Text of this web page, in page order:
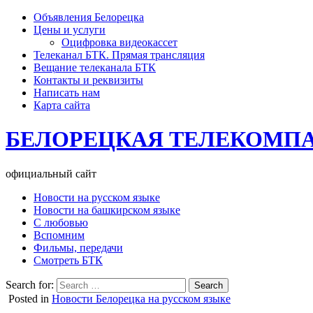
Объявления Белорецка
Цены и услуги
Оцифровка видеокассет
Телеканал БТК. Прямая трансляция
Вещание телеканала БТК
Контакты и реквизиты
Написать нам
Карта сайта
БЕЛОРЕЦКАЯ
официальный сайт
Новости на русском языке
Новости на башкирском языке
С любовью
Вспомним
Фильмы, передачи
Смотреть БТК
Search for:
Posted in Новости Белорецка на русском языке